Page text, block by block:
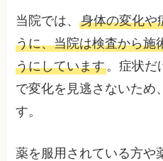
当院では、身体の変化や
うに、当院は検査から施
うにしています。症状だ
で変化を見逃さないため
す。
薬を服用されている方や